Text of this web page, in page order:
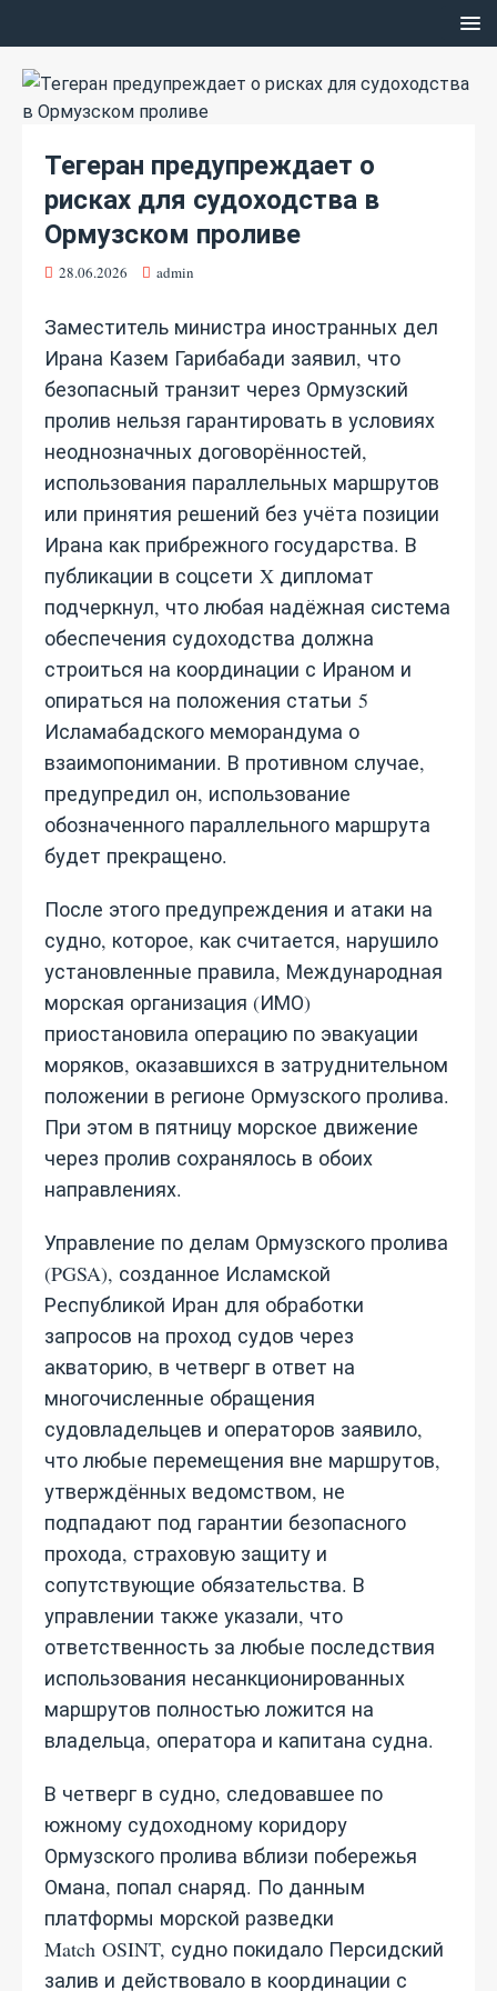
Тегеран предупреждает о
рисках для судоходства в
Ормузском проливе
28.06.2026 admin
Заместитель министра иностранных дел
Ирана Казем Гарибабади заявил, что
безопасный транзит через Ормузский
пролив нельзя гарантировать в условиях
неоднозначных договорённостей,
использования параллельных маршрутов
или принятия решений без учёта позиции
Ирана как прибрежного государства. В
публикации в соцсети X дипломат
подчеркнул, что любая надёжная система
обеспечения судоходства должна
строиться на координации с Ираном и
опираться на положения статьи 5
Исламабадского меморандума о
взаимопонимании. В противном случае,
предупредил он, использование
обозначенного параллельного маршрута
будет прекращено.
После этого предупреждения и атаки на
судно, которое, как считается, нарушило
установленные правила, Международная
морская организация (ИМО)
приостановила операцию по эвакуации
моряков, оказавшихся в затруднительном
положении в регионе Ормузского пролива.
При этом в пятницу морское движение
через пролив сохранялось в обоих
направлениях.
Управление по делам Ормузского пролива
(PGSA), созданное Исламской
Республикой Иран для обработки
запросов на проход судов через
акваторию, в четверг в ответ на
многочисленные обращения
судовладельцев и операторов заявило,
что любые перемещения вне маршрутов,
утверждённых ведомством, не
подпадают под гарантии безопасного
прохода, страховую защиту и
сопутствующие обязательства. В
управлении также указали, что
ответственность за любые последствия
использования несанкционированных
маршрутов полностью ложится на
владельца, оператора и капитана судна.
В четверг в судно, следовавшее по
южному судоходному коридору
Ормузского пролива вблизи побережья
Омана, попал снаряд. По данным
платформы морской разведки
Match OSINT, судно покидало Персидский
залив и действовало в координации с